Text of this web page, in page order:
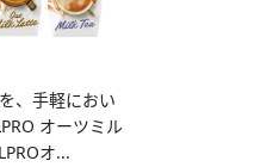
、手軽におい
オーツミル
オ...